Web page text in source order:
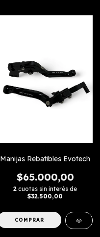
Manijas Rebatibles Evotech
$65.000,00
2 cuotas sin interés de
$32.500,00
COMPRAR